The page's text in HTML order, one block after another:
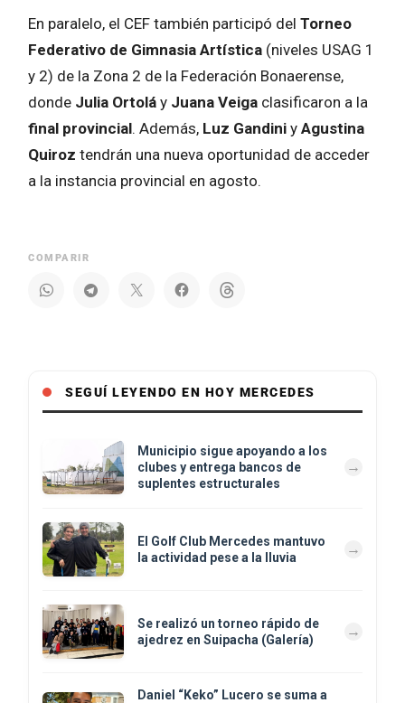
En paralelo, el CEF también participó del Torneo
Federativo de Gimnasia Artística (niveles USAG 1
y 2) de la Zona 2 de la Federación Bonaerense,
donde Julia Ortolá y Juana Veiga clasificaron a la
final provincial. Además, Luz Gandini y Agustina
Quiroz tendrán una nueva oportunidad de acceder
a la instancia provincial en agosto.
COMPARIR
SEGUÍ LEYENDO EN HOY MERCEDES
Municipio sigue apoyando a los
clubes y entrega bancos de
suplentes estructurales
El Golf Club Mercedes mantuvo
la actividad pese a la lluvia
Se realizó un torneo rápido de
ajedrez en Suipacha (Galería)
Daniel “Keko” Lucero se suma a